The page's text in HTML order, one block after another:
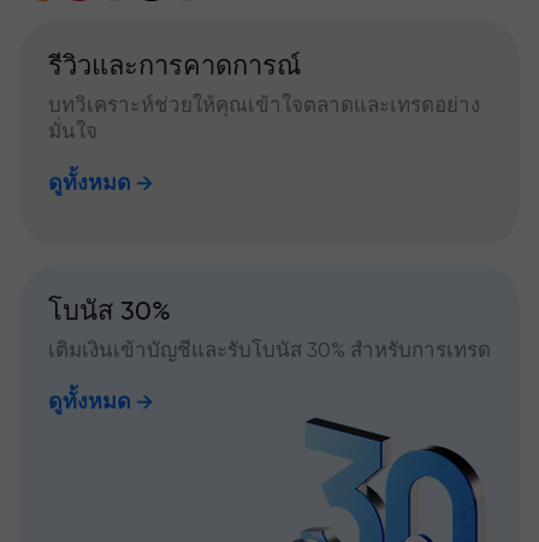
รีวิวและการคาดการณ์
บทวิเคราะห์ช่วยให้คุณเข้าใจตลาดและเทรดอย่าง
มั่นใจ
ดูทั้งหมด
โบนัส 30%
เติมเงินเข้าบัญชีและรับโบนัส 30% สำหรับการเทรด
ดูทั้งหมด